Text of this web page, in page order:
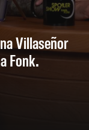
Villaseñor
Fonk.